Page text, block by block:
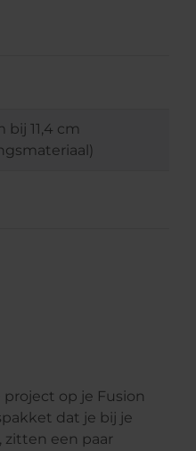
op je Fusion
dat je bij je
een paar
bij 11,4 cm